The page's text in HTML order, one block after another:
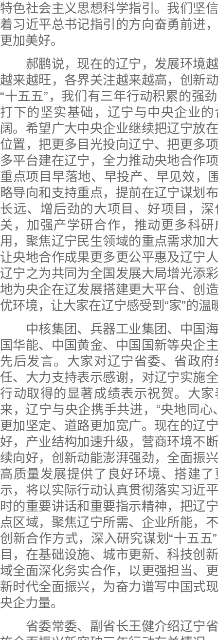
特色社会主义思想科学指引。我们坚
着习近平总书记指引的方向奋勇前进
更加美好。
郝鹏说，现在的辽宁，发展环境越
越来越旺，各界关注越来越高，创新
“十五五”，我们有三年行动积累的强
打下的坚实基础，辽宁与中央企业
阔。希望广大中央企业继续把辽宁放
位置，把更多目光投向辽宁、把更多
多平台建在辽宁，全力推动央地合作
重点项目早落地、早投产、早见效，
略导向和支持重点，提前在辽宁谋划
长远、增后劲的大项目、好项目，
关，加强产学研合作，推动更多科
用，聚焦辽宁民生领域的重点需求加
让央地合作成果更多更公平惠及辽宁
辽宁之为共同为全国发展大局增光添
地为央企在辽发展搭建更大平台、创
优环境，让大家在辽宁感受到“家”的温
中核集团、兵器工业集团、中国海
国华能、中国黄金、中国国新等央企
先后发言。大家对辽宁省委、省政
任、大力支持表示感谢，对辽宁实施
行动取得的显著成绩表示祝贺。大
来，辽宁与央企携手共进，“央地同心
更加坚定、道路更加宽广。现在的辽
好，产业结构加速升级，营商环境不
续向好，创新动能澎湃强劲，全面振
高质量发展提供了良好环境、搭建
示，将以实际行动认真贯彻落实习近
时的重要讲话和重要指示精神，把辽
点区域，聚焦辽宁所需、企业所能，
创新合作方式，深入研究谋划“十五五
目，在基础设施、城市更新、科技创
域全面深化务实合作，以更强担当、
新时代全面振兴，为奋力谱写中国式
央企力量。
省委常委、副省长王健介绍辽宁省